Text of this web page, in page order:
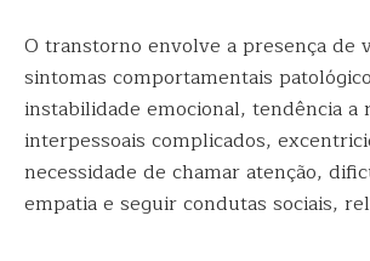
O transtorno envolve a presença de
sintomas comportamentais
instabilidade emocional, tendência a
interpessoais complicados,
necessidade de chamar atenção,
empatia e seguir condutas sociais,